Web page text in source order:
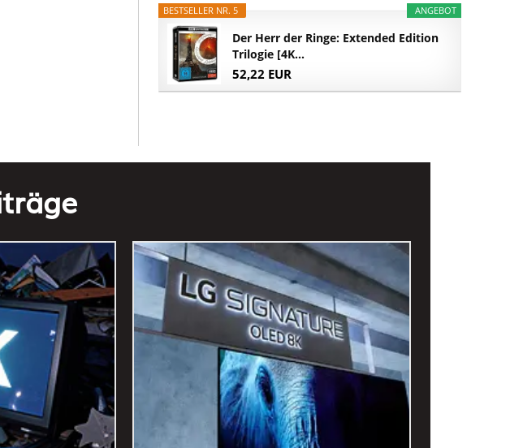
ANGEBOT
BESTSELLER NR. 5
Der Herr der Ringe: Extended Edition
Trilogie [4K...
52,22 EUR